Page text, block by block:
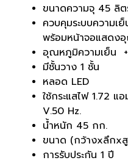
ขนาดความจุ 45 ลิต
ควบคุมระบบความ
พร้อมหน้าจอแสดง
อุณหภูมิความเย็น
มีชั้นวาง 1 ชั้น
หลอด LED
ใช้กระแสไฟ 1.72
V.50 Hz.
น้ำหนัก 45 กก.
ขนาด (กว้างxลึกx
การรับประกัน 1 ปี